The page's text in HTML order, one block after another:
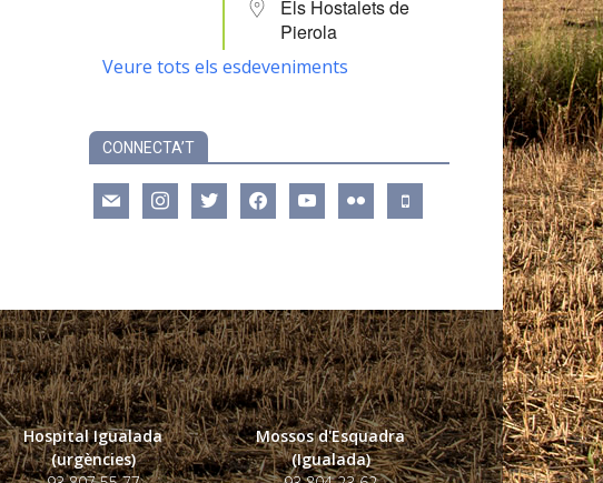
Els Hostalets de
Pierola
Veure tots els esdeveniments
CONNECTA’T
mail instagramtwitter facebookyoutube flickr mobile
Hospital Igualada
(urgències)
Mossos d'Esquadra
(Igualada)